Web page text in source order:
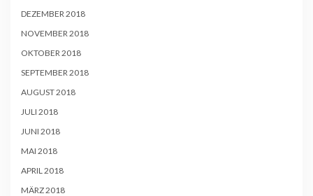
DEZEMBER 2018
NOVEMBER 2018
OKTOBER 2018
SEPTEMBER 2018
AUGUST 2018
JULI 2018
JUNI 2018
MAI 2018
APRIL 2018
MÄRZ 2018